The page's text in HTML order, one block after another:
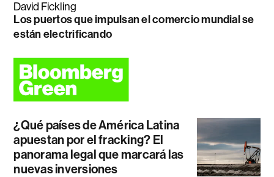
David Fickling
Los puertos que impulsan el comercio mundial se
están electrificando
¿Qué países de América Latina
apuestan por el fracking? El
panorama legal que marcará las
nuevas inversiones